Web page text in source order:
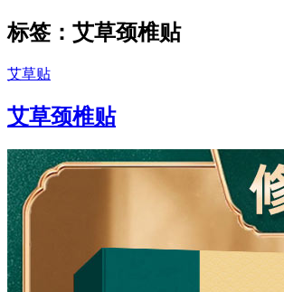
标签：艾草颈椎贴
艾草贴
艾草颈椎贴